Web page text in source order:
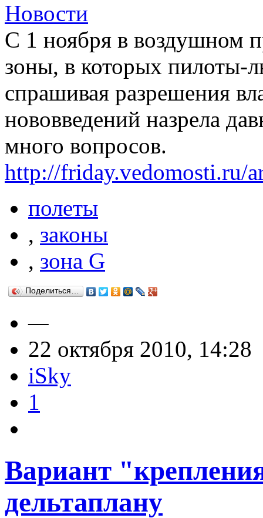
Новости
С 1 ноября в воздушном
зоны, в которых пилоты-
спрашивая разрешения
нововведений назрела
много вопросов.
http://friday.vedomosti.ru/
полеты
, законы
, зона G
Поделиться…
—
22 октября 2010, 14:28
iSky
1
Вариант
дельтаплану